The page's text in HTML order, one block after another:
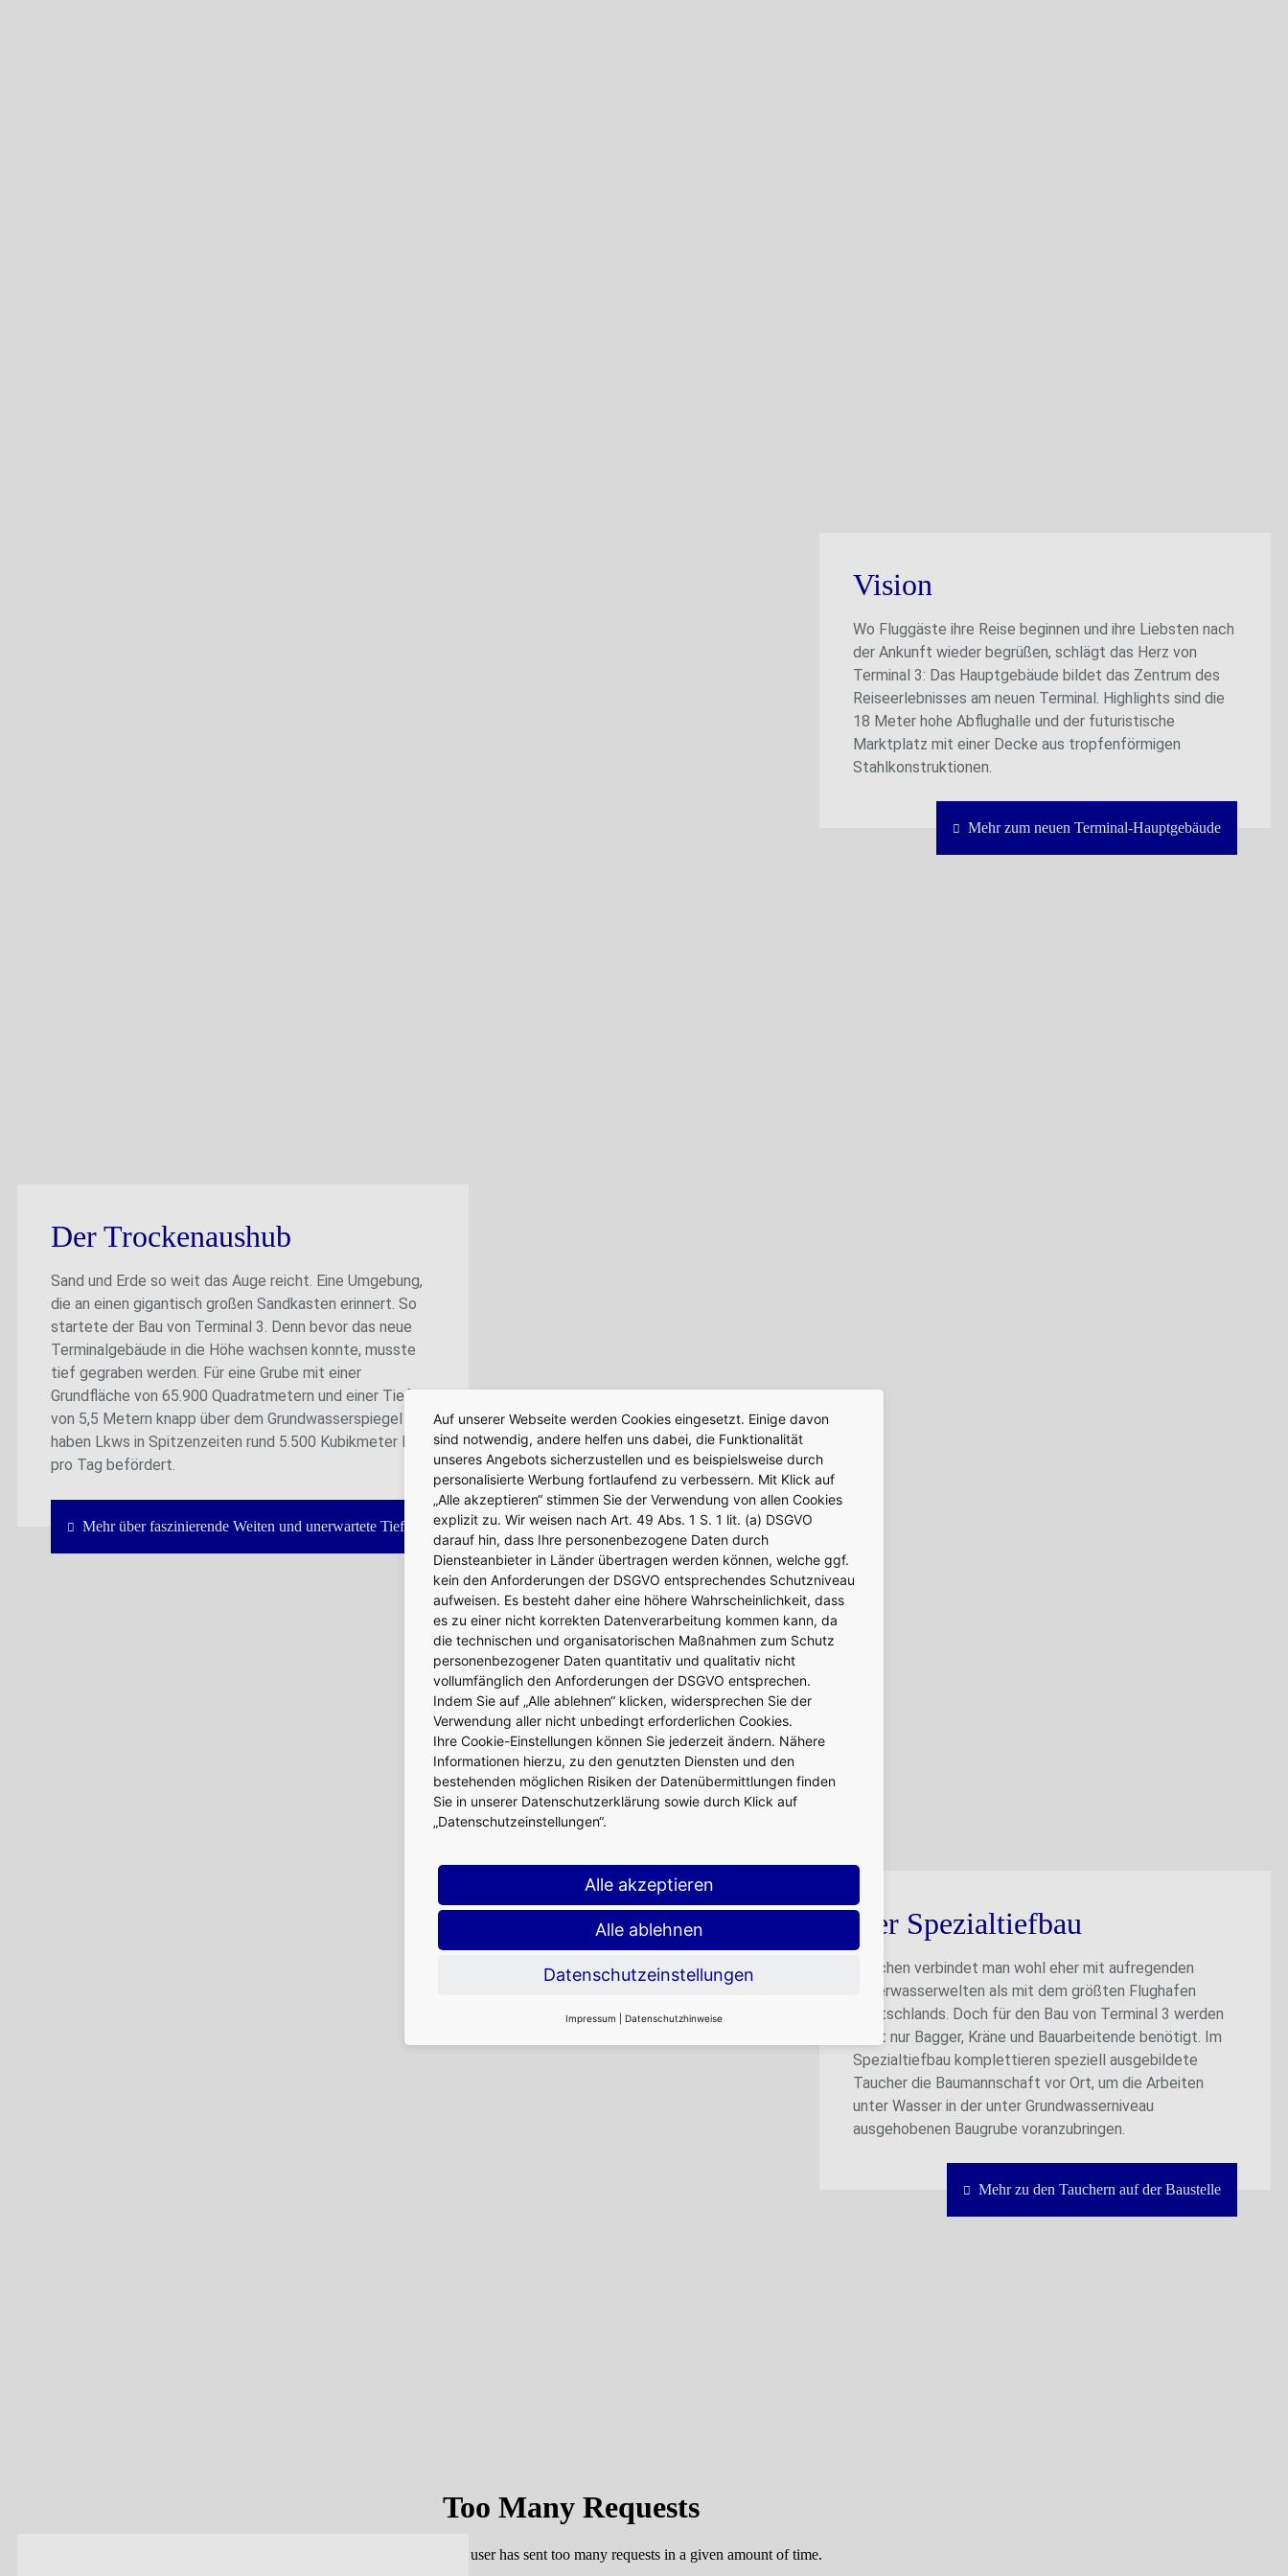
Vision
Wo Fluggäste ihre Reise beginnen und ihre Liebsten nach
der Ankunft wieder begrüßen, schlägt das Herz von
Terminal 3: Das Hauptgebäude bildet das Zentrum des
Reiseerlebnisses am neuen Terminal. Highlights sind die
18 Meter hohe Abflughalle und der futuristische
Marktplatz mit einer Decke aus tropfenförmigen
Stahlkonstruktionen.
Mehr zum neuen Terminal-Hauptgebäude
Der Trockenaushub
Sand und Erde so weit das Auge reicht. Eine Umgebung,
die an einen gigantisch großen Sandkasten erinnert. So
startete der Bau von Terminal 3. Denn bevor das neue
Terminalgebäude in die Höhe wachsen konnte, musste
tief gegraben werden. Für eine Grube mit einer
Grundfläche von 65.900 Quadratmetern und einer Tiefe
von 5,5 Metern knapp über dem Grundwasserspiegel
haben Lkws in Spitzenzeiten rund 5.500 Kubikmeter Erde
pro Tag befördert.
Mehr über faszinierende Weiten und unerwartete Tiefen
Der Spezialtiefbau
Tauchen verbindet man wohl eher mit aufregenden
Unterwasserwelten als mit dem größten Flughafen
Deutschlands. Doch für den Bau von Terminal 3 werden
nicht nur Bagger, Kräne und Bauarbeitende benötigt. Im
Spezialtiefbau komplettieren speziell ausgebildete
Taucher die Baumannschaft vor Ort, um die Arbeiten
unter Wasser in der unter Grundwasserniveau
ausgehobenen Baugrube voranzubringen.
Mehr zu den Tauchern auf der Baustelle
Auf unserer Webseite werden Cookies eingesetzt. Einige davon
sind notwendig, andere helfen uns dabei, die Funktionalität
unseres Angebots sicherzustellen und es beispielsweise durch
personalisierte Werbung fortlaufend zu verbessern. Mit Klick auf
„Alle akzeptieren“ stimmen Sie der Verwendung von allen Cookies
explizit zu. Wir weisen nach Art. 49 Abs. 1 S. 1 lit. (a) DSGVO
darauf hin, dass Ihre personenbezogene Daten durch
Diensteanbieter in Länder übertragen werden können, welche ggf.
kein den Anforderungen der DSGVO entsprechendes Schutzniveau
aufweisen. Es besteht daher eine höhere Wahrscheinlichkeit, dass
es zu einer nicht korrekten Datenverarbeitung kommen kann, da
die technischen und organisatorischen Maßnahmen zum Schutz
personenbezogener Daten quantitativ und qualitativ nicht
vollumfänglich den Anforderungen der DSGVO entsprechen.
Indem Sie auf „Alle ablehnen“ klicken, widersprechen Sie der
Verwendung aller nicht unbedingt erforderlichen Cookies.
Ihre Cookie-Einstellungen können Sie jederzeit ändern. Nähere
Informationen hierzu, zu den genutzten Diensten und den
bestehenden möglichen Risiken der Datenübermittlungen finden
Sie in unserer Datenschutzerklärung sowie durch Klick auf
„Datenschutzeinstellungen“.
Alle akzeptieren
Alle ablehnen
Datenschutzeinstellungen
Impressum Datenschutzhinweise